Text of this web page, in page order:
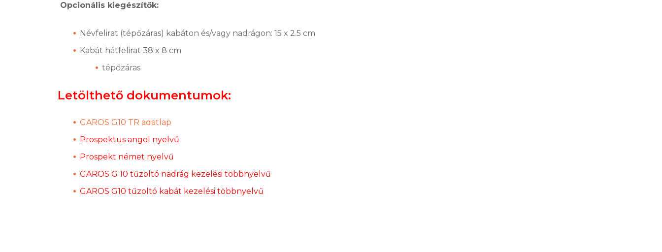
Opcionális kiegészítők:
Névfelirat (tépőzáras) kabáton és/vagy nadrágon: 15 x 2.5 cm
Kabát hátfelirat 38 x 8 cm
tépőzáras
Letölthető dokumentumok:
GAROS G10 TR adatlap
Prospektus angol nyelvű
Prospekt német nyelvű
GAROS G 10 tűzoltó nadrág kezelési többnyelvű
GAROS G10 tűzoltó kabát kezelési többnyelvű